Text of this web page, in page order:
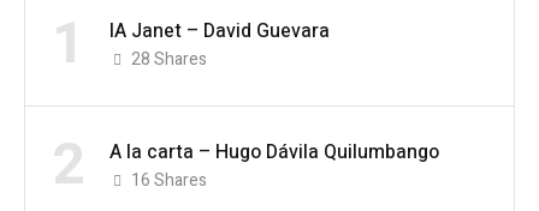
1 IA Janet – David Guevara
28Shares
2 A la carta – Hugo Dávila Quilumbango
16Shares